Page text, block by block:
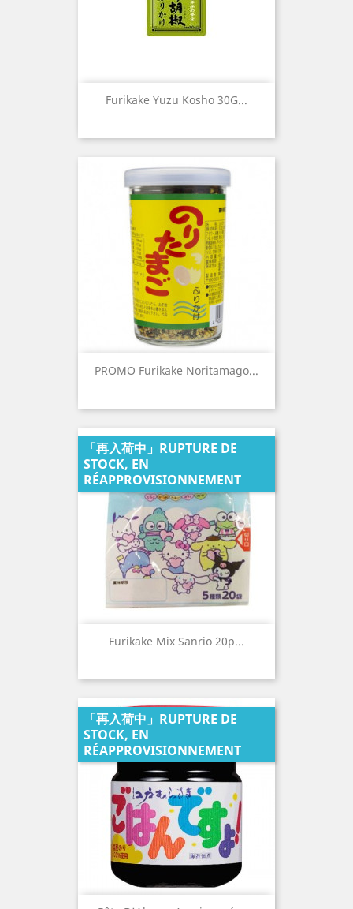
Furikake Yuzu Kosho 30G...
PROMO Furikake Noritamago...
Furikake Mix Sanrio 20p...
「再入荷中」RUPTURE DE
STOCK, EN
RÉAPPROVISIONNEMENT
「再入荷中」RUPTURE DE
STOCK, EN
RÉAPPROVISIONNEMENT